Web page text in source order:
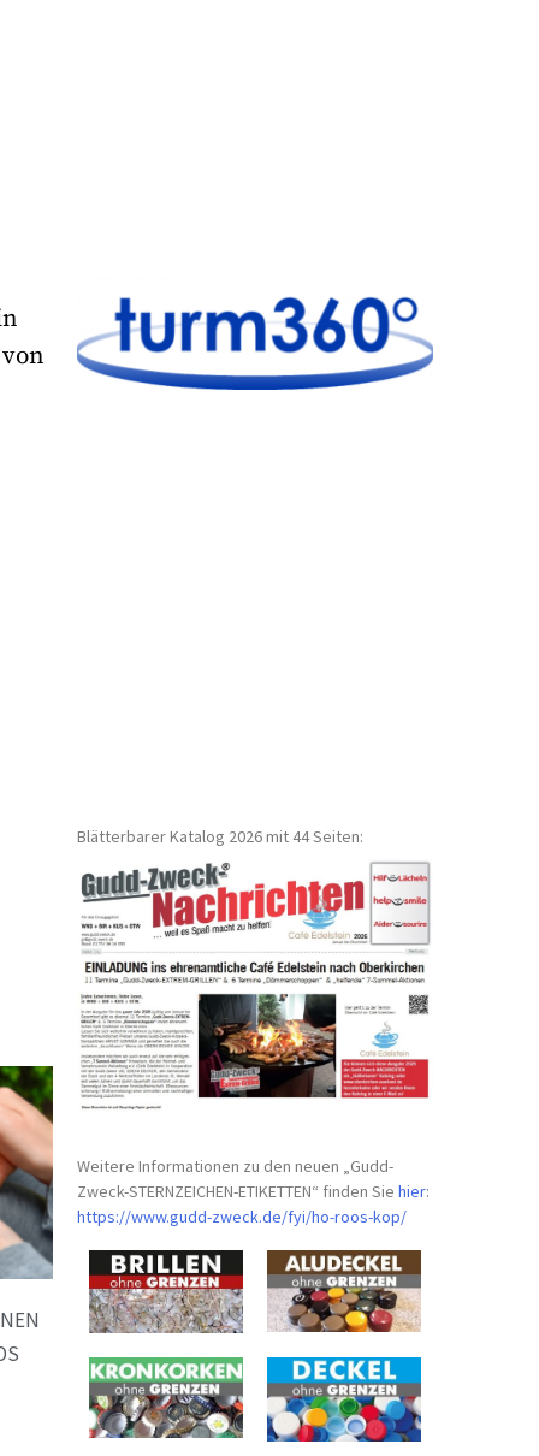
Blätterbarer Katalog 2026 mit 44 Seiten:
Weitere Informationen zu den neuen „Gudd-
Zweck-STERNZEICHEN-ETIKETTEN“ finden Siehier:
https://www.gudd-zweck.de/fyi/ho-roos-kop/